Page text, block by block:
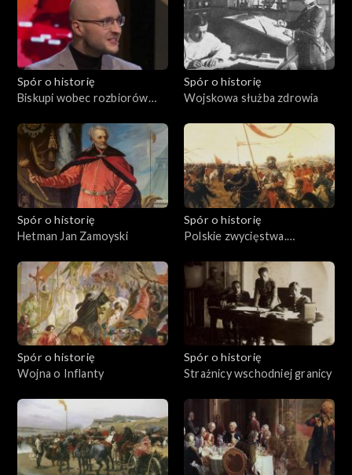
Spór o historię
Biskupi wobec rozbiorów
Spór o historię
Wojskowa służba zdrowia
Spór o historię
Hetman Jan Zamoyski
Spór o historię
Polskie zwycięstwa.
Spór o historię
Wojna o Inflanty
Spór o historię
Strażnicy wschodniej granicy